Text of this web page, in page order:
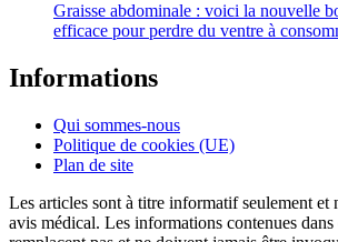
Graisse abdominale : voici la nouvelle
efficace pour perdre du ventre à
Informations
Qui sommes-nous
Politique de cookies (UE)
Plan de site
Les articles sont à titre informatif seulement et
avis médical. Les informations contenues dans